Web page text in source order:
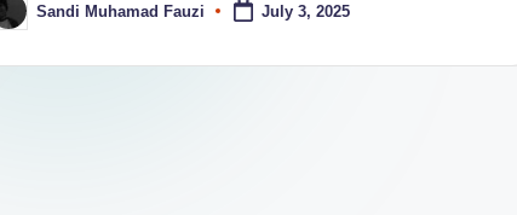
Sandi Muhamad Fauzi July 3, 2025